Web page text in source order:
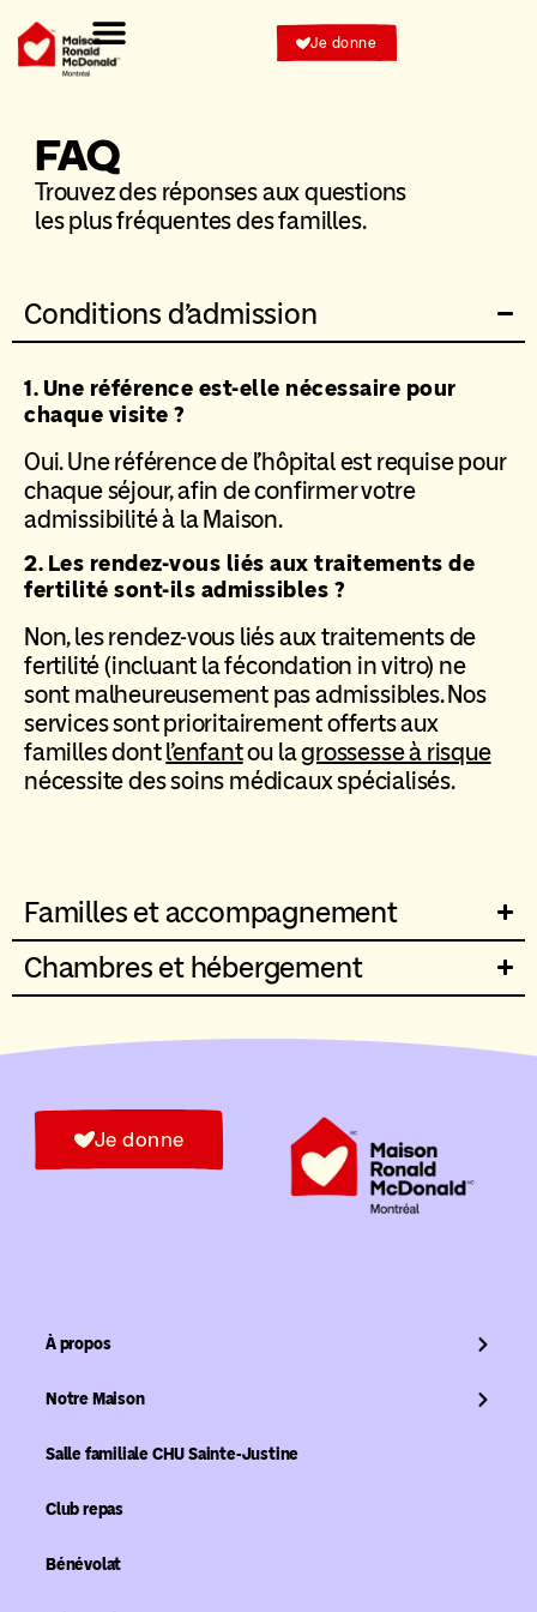
Je donne
FAQ
Trouvez des réponses aux questions
les plus fréquentes des familles.
Conditions d'admission
1. Une référence est-elle nécessaire pour
chaque visite ?
Oui. Une référence de l’hôpital est requise pour
chaque séjour, afin de confirmer votre
admissibilité à la Maison.
2. Les rendez-vous liés aux traitements de
fertilité sont-ils admissibles ?
Non, les rendez-vous liés aux traitements de
fertilité (incluant la fécondation in vitro) ne
sont malheureusement pas admissibles. Nos
services sont prioritairement offerts aux
familles dontl’enfantou lagrossesse à risque
nécessite des soins médicaux spécialisés.
Familles et accompagnement
Chambres et hébergement
Je donne
À propos
Notre Maison
Salle familiale CHU Sainte-Justine
Club repas
Bénévolat